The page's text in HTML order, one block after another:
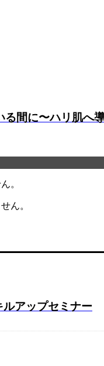
る間に〜ハリ肌へ
。
ん。
ルアップセミナー